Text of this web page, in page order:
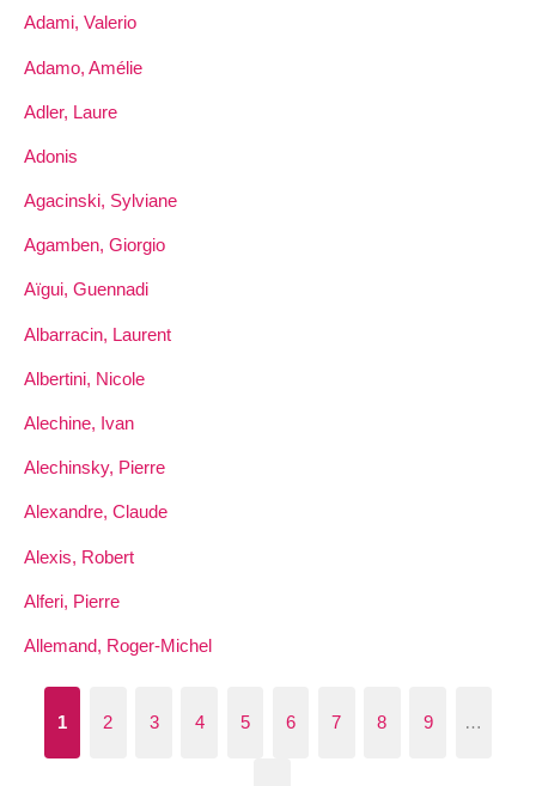
Adami, Valerio
Adamo, Amélie
Adler, Laure
Adonis
Agacinski, Sylviane
Agamben, Giorgio
Aïgui, Guennadi
Albarracin, Laurent
Albertini, Nicole
Alechine, Ivan
Alechinsky, Pierre
Alexandre, Claude
Alexis, Robert
Alferi, Pierre
Allemand, Roger-Michel
1 2 3 4 5 6 7 8 9 …